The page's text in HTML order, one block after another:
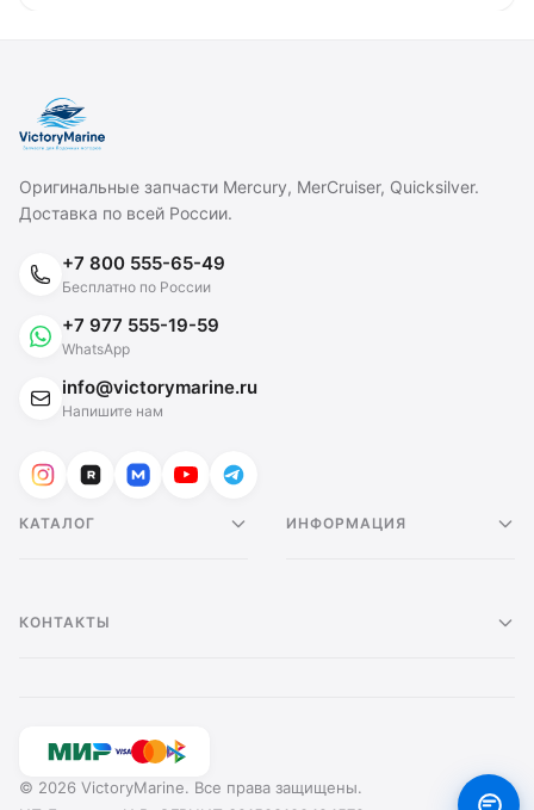
Оригинальные запчасти Mercury, MerCruiser, Quicksilver.
Доставка по всей России.
+7 800 555-65-49
Бесплатно по России
+7 977 555-19-59
WhatsApp
info@victorymarine.ru
Напишите нам
КАТАЛОГ ИНФОРМАЦИЯ
КОНТАКТЫ
© 2026 VictoryMarine. Все права защищены.